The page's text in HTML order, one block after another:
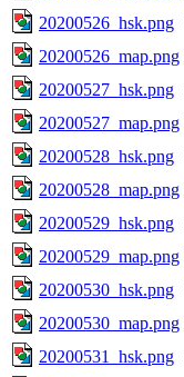
20200526_hsk.png
20200526_map.png
20200527_hsk.png
20200527_map.png
20200528_hsk.png
20200528_map.png
20200529_hsk.png
20200529_map.png
20200530_hsk.png
20200530_map.png
20200531_hsk.png